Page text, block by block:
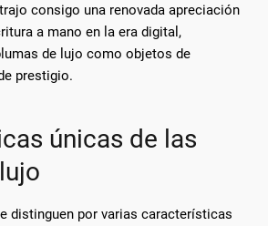
consigo una renovada apreciación
a mano en la era digital,
de lujo como objetos de
prestigio.
únicas de las
distinguen por varias características